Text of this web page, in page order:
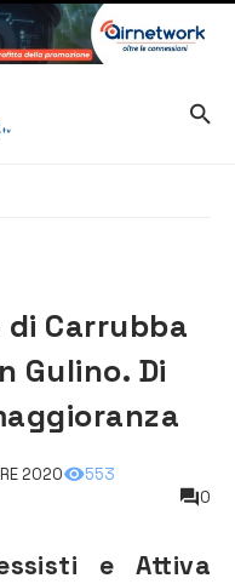
Carrubba
Gulino. Di
2020
553
0
e Attiva